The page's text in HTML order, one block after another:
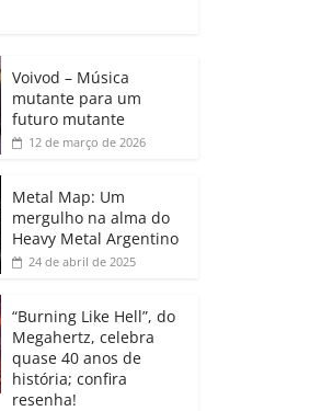
A
p
p
dI
n
e
a
ro
o
m
Voivod – Música
mutante para um
futuro mutante
12 de março de 2026
Metal Map: Um
mergulho na alma do
Heavy Metal Argentino
24 de abril de 2025
“Burning Like Hell”, do
Megahertz, celebra
quase 40 anos de
história; confira
resenha!